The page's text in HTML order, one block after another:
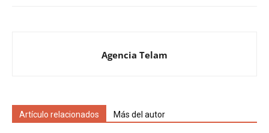
Agencia Telam
Artículo relacionados Más del autor